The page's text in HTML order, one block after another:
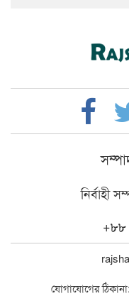
নির্বাহী
যোগাযোগের